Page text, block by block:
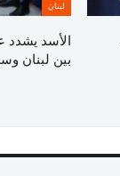
لبنان
الأسد يشدد
بين لبنان